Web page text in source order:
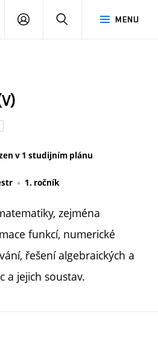
MENU
PŘIHLÁSIT
v 1 studijním plánu
1. ročník
zejména
funkcí, numerické
řešení algebraických a
a jejich soustav.